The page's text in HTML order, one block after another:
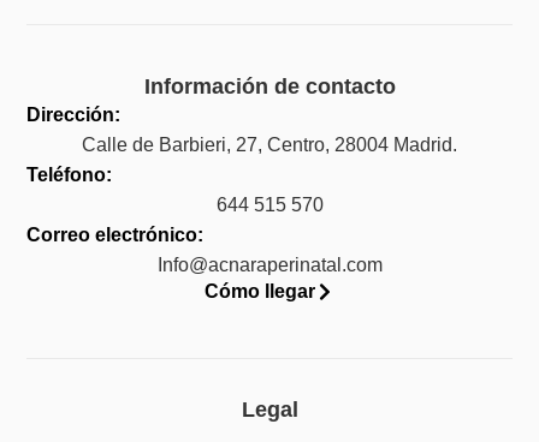
Información de contacto
Dirección:
Calle de Barbieri, 27, Centro, 28004 Madrid.
Teléfono:
644 515 570
Correo electrónico:
Info@acnaraperinatal.com
Cómo llegar
Legal